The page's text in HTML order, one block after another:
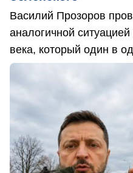
Василий Прозоров
аналогичной
века, который один в